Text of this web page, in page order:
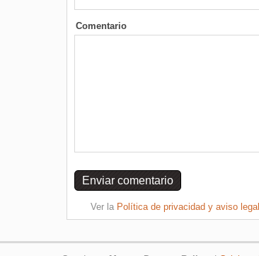
Comentario
Ver la Política de privacidad y aviso legal